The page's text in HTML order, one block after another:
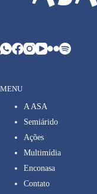
MENU
A ASA
Semiárido
Ações
Multimídia
Enconasa
Contato